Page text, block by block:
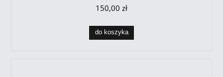
150,00 zł
do koszyka